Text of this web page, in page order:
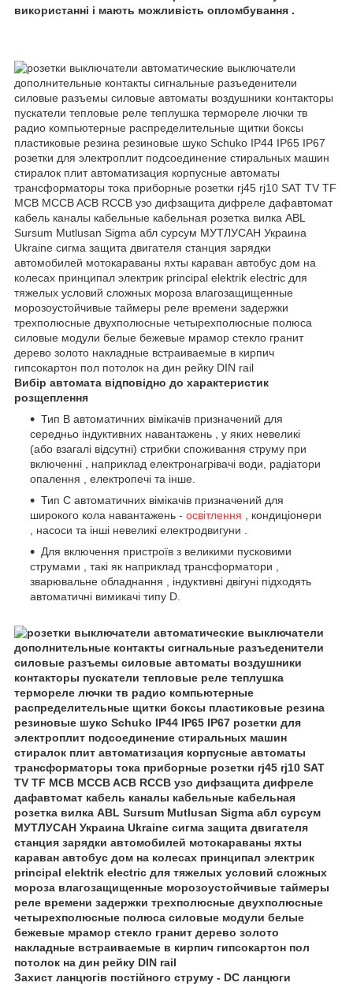
використанні і мають можливість опломбування .
Вибір автомата відповідно до характеристик
розщеплення
Тип B автоматичних вімікачів призначений для
середньо індуктивних навантажень , у яких невеликі
(або взагалі відсутні) стрибки споживання струму при
включенні , наприклад електронагрівачі води, радіатори
опалення , електропечі та інше.
Тип C автоматичних вімікачів призначений для
широкого кола навантажень - освітлення , кондиціонери
, насоси та інші невеликі електродвигуни .
Для включення пристроїв з великими пусковими
струмами , такі як наприклад трансформатори ,
зварювальне обладнання , індуктивні двігуні підходять
автоматичні вимикачі типу D.
Захист ланцюгів постійного струму - DC ланцюги